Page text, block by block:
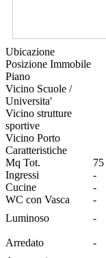
Ubicazione
Posizione Immobile
Piano
Vicino Scuole /
Universita'
Vicino strutture
sportive
Vicino Porto
Caratteristiche
Mq Tot.
75
Ingressi
-
Cucine
-
WC con Vasca
-
Luminoso
-
Arredato
-